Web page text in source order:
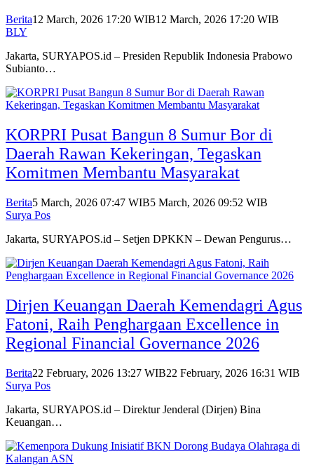
Berita12 March, 2026 17:20 WIB12 March, 2026 17:20 WIB
BLY
Jakarta, SURYAPOS.id – Presiden Republik Indonesia Prabowo
Subianto…
KORPRI Pusat Bangun 8 Sumur Bor di
Daerah Rawan Kekeringan, Tegaskan
Komitmen Membantu Masyarakat
Berita5 March, 2026 07:47 WIB5 March, 2026 09:52 WIB
Surya Pos
Jakarta, SURYAPOS.id – Setjen DPKKN – Dewan Pengurus…
Dirjen Keuangan Daerah Kemendagri Agus
Fatoni, Raih Penghargaan Excellence in
Regional Financial Governance 2026
Berita22 February, 2026 13:27 WIB22 February, 2026 16:31 WIB
Surya Pos
Jakarta, SURYAPOS.id – Direktur Jenderal (Dirjen) Bina
Keuangan…